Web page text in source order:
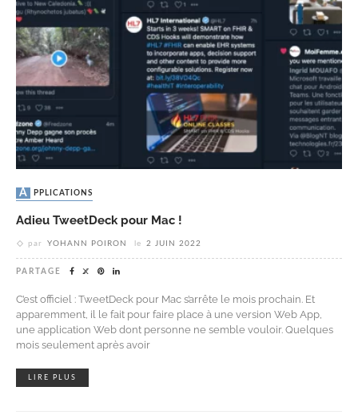
APPLICATIONS
Adieu TweetDeck pour Mac !
par YOHANN POIRON le 2 JUIN 2022
PARTAGE
C’est officiel : TweetDeck pour Mac s’arrête le mois prochain. Et
apparemment, il le fait pour faire place à une version Web App,
une application Web dont personne ne semble vouloir. Quelques
mois seulement après avoir
LIRE PLUS